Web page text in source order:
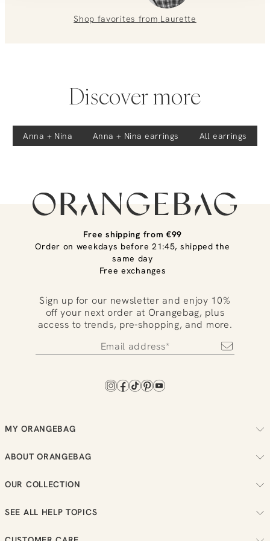
Shop favorites from Laurette
Discover more
Anna + Nina Anna + Nina earrings All earrings
Free shipping from €99
Order on weekdays before 21:45, shipped the
same day
Free exchanges
Sign up for our newsletter and enjoy 10%
off your next order at Orangebag, plus
access to trends, pre-shopping, and more.
MY ORANGEBAG
Arrange your returns
ABOUT ORANGEBAG
Sustainability
OUR COLLECTION
Men
SEE ALL HELP TOPICS